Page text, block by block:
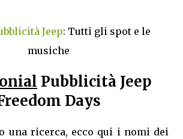
Jeep: Tutti gli spot e le
musiche
Pubblicità Jeep
Days
una ricerca, ecco qui i nomi dei